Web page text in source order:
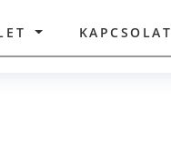
KAPCSOLAT